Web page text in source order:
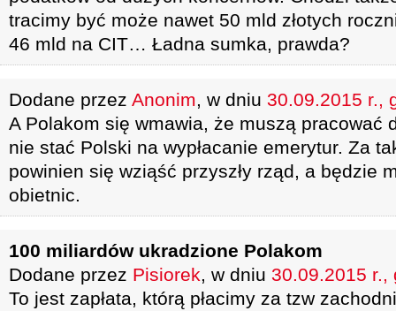
tracimy być może nawet 50 mld złotych
46 mld na CIT… Ładna sumka, prawda?
Dodane przez Anonim, w dniu 30.09.2015 r.,
A Polakom się wmawia, że muszą pracować
nie stać Polski na wypłacanie emerytur. Za
powinien się wziąść przyszły rząd, a będzie
obietnic.
100 miliardów ukradzione Polakom
Dodane przez Pisiorek, w dniu 30.09.2015 r.,
To jest zapłata, którą płacimy za tzw